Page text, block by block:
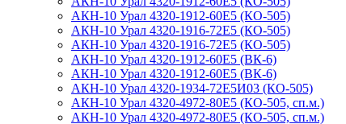
АКН-10 Урал 4320-1912-60Е5 (КО-505)
АКН-10 Урал 4320-1916-72E5 (КО-505)
АКН-10 Урал 4320-1916-72E5 (КО-505)
АКН-10 Урал 4320-1912-60Е5 (ВК-6)
АКН-10 Урал 4320-1912-60E5 (ВК-6)
АКН-10 Урал 4320-1934-72Е5И03 (КО-505)
АКН-10 Урал 4320-4972-80Е5 (КО-505, сп.м.)
АКН-10 Урал 4320-4972-80Е5 (КО-505, сп.м.)